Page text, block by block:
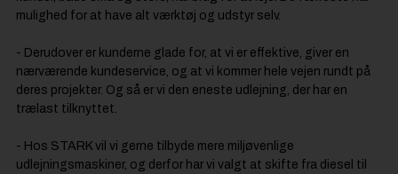
mulighed for at have alt værktøj og udstyr selv.
- Derudover er kunderne glade for, at vi er effektive, giver en
nærværende kundeservice, og at vi kommer hele vejen rundt på
deres projekter. Og så er vi den eneste udlejning, der har en
trælast tilknyttet.
- Hos STARK vil vi gerne tilbyde mere miljøvenlige
udlejningsmaskiner, og derfor har vi valgt at skifte fra diesel til